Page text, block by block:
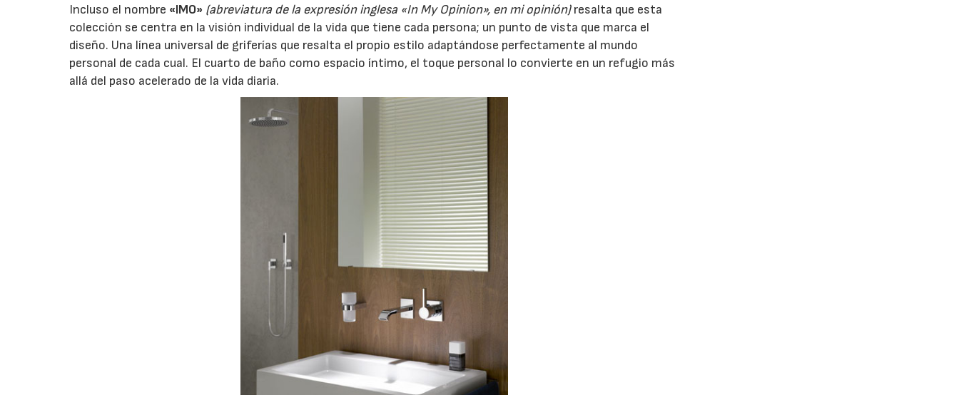
Incluso el nombre «IMO» (abreviatura de la expresión inglesa «In My Opinion», en mi opinión)resalta que esta
colección se centra en la visión individual de la vida que tiene cada persona; un punto de vista que marca el
diseño. Una línea universal de griferías que resalta el propio estilo adaptándose perfectamente al mundo
personal de cada cual. El cuarto de baño como espacio íntimo, el toque personal lo convierte en un refugio más
allá del paso acelerado de la vida diaria.